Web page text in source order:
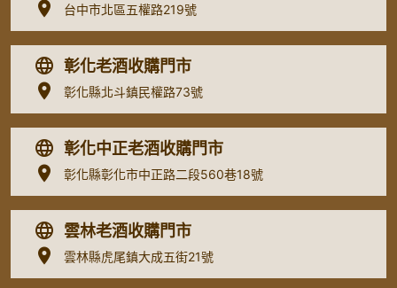
台中市北區五權路219號
彰化老酒收購門市
彰化縣北斗鎮民權路73號
彰化中正老酒收購門市
彰化縣彰化市中正路二段560巷18號
雲林老酒收購門市
雲林縣虎尾鎮大成五街21號